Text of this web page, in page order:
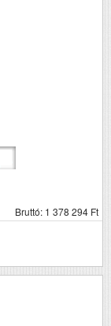
Bruttó: 1 378 294 Ft